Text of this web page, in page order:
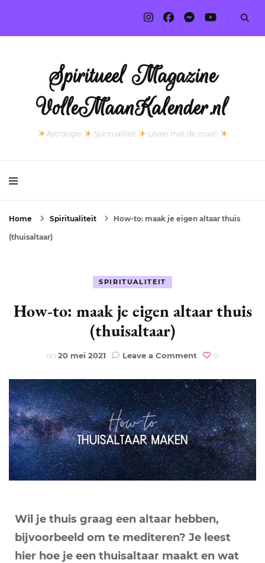
Spiritueel Magazine
VolleMaanKalender.nl
Astrologie Spiritualiteit Leven met de maan
Home Spiritualiteit How-to: maak je eigen altaar thuis
(thuisaltaar)
SPIRITUALITEIT
How-to: maak je eigen altaar thuis
(thuisaltaar)
on 20 mei 2021 Leave a Comment on
to:
maak
je
eigen
altaar
thuis
(thuisaltaar)
0
Wil je thuis graag een altaar hebben,
bijvoorbeeld om te mediteren? Je leest
hier hoe je een thuisaltaar maakt en wat